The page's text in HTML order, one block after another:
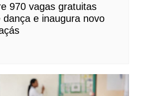
970 vagas gratuitas
dança e inaugura novo